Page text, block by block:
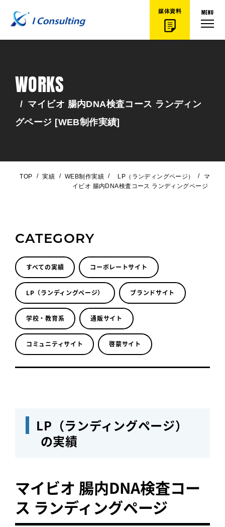
媒体資料 MENU
WORKS
/ マイビオ 腸内DNA検査コース ランディン
グページ [WEB制作実績]
TOP / 実績 / WEB制作実績 / LP（ランディングページ） /
マ
イビオ 腸内DNA検査コース ランディングページ
CATEGORY
すべての実績 コーポレートサイト
LP（ランディングページ） ブランドサイト
学校・教育系 通販サイト
コミュニティサイト 啓蒙サイト
LP（ランディングページ）
の実績
マイビオ 腸内DNA検査コー
ス ランディングページ